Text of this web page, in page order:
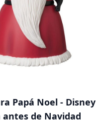
Papá Noel - Disney
antes de Navidad